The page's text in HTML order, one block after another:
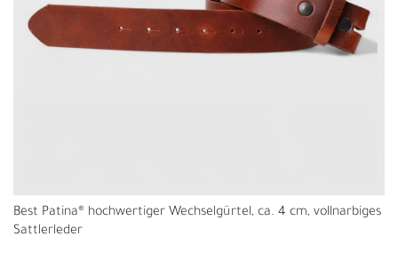
Best Patina® hochwertiger Wechselgürtel, ca. 4 cm, vollnarbiges
Sattlerleder